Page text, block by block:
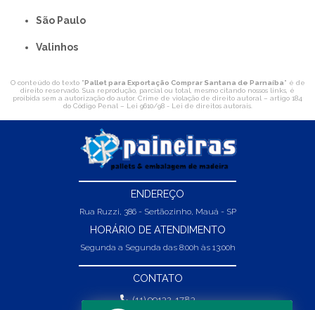
São Paulo
Valinhos
O conteúdo do texto "Pallet para Exportação Comprar Santana de Parnaíba" é de
direito reservado. Sua reprodução, parcial ou total, mesmo citando nossos links, é
proibida sem a autorização do autor. Crime de violação de direito autoral – artigo 184
do Código Penal – Lei 9610/98 - Lei de direitos autorais.
ENDEREÇO
Rua Ruzzi, 386 - Sertãozinho, Mauá - SP
HORÁRIO DE ATENDIMENTO
Segunda a Segunda das 8:00h às 13:00h
CONTATO
(11) 99132-1783